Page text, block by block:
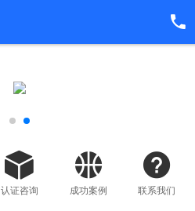
认证咨询 成功案例 联系我们